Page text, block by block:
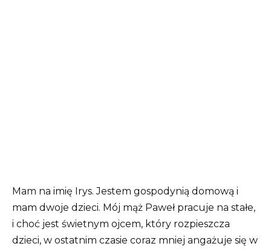
Mam na imię Irys. Jestem gospodynią domową i
mam dwoje dzieci. Mój mąż Paweł pracuje na stałe,
i choć jest świetnym ojcem, który rozpieszcza
dzieci, w ostatnim czasie coraz mniej angażuje się w